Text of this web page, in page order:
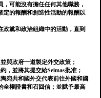
，可能沒有擔任任何其他職務，
定的報酬和創造性活動的報酬以
黨和政治組織中的活動，直到
與政府一道製定外交政策；
，並將其提交給Seimas批准；
宛共和國外交代表前往外國和國
全權證書和召回信；並賦予最高